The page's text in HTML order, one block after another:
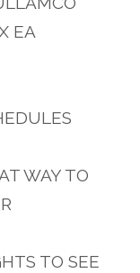
EA
WAY TO
TO SEE